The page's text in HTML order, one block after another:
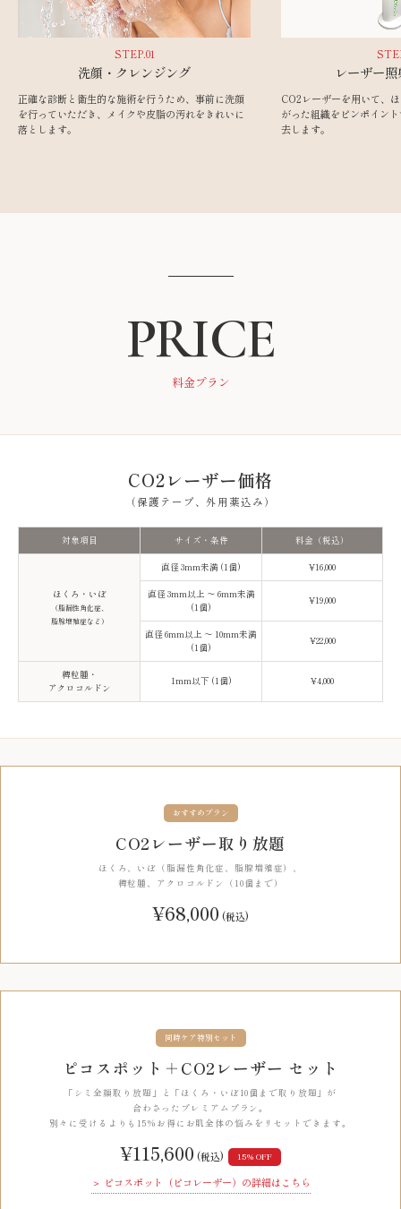
STEP.01
洗顔・クレンジング
正確な診断と衛生的な施術を行うため、事前に洗顔
を行っていただき、メイクや皮脂の汚れをきれいに
落とします。
レーザー
CO2レーザーを用いて、
がった組織をピンポイン
去します。
PRICE
料金プラン
CO2レーザー価格
（保護テープ、外用薬込み）
対象項目 サイズ・条件 料金（税込）
ほくろ・いぼ
（脂漏性角化症、
脂腺増殖症など）
直径 3mm未満 (1個) ¥16,000
直径 3mm以上 〜 6mm未満
(1個)
¥19,000
直径 6mm以上 〜 10mm未満
(1個)
¥22,000
稗粒腫・
アクロコルドン
1mm以下 (1個) ¥4,000
おすすめプラン
CO2レーザー取り放題
ほくろ、いぼ（脂漏性角化症、脂腺増殖症）、
稗粒腫、アクロコルドン（10個まで）
¥68,000 (税込)
同時ケア特別セット
ピコスポット＋CO2レーザー セット
「シミ全顔取り放題」と「ほくろ・いぼ10個まで取り放題」が
合わさったプレミアムプラン。
別々に受けるよりも15%お得にお肌全体の悩みをリセットできます。
¥115,600 (税込) 15% OFF
＞ ピコスポット（ピコレーザー）の詳細はこちら